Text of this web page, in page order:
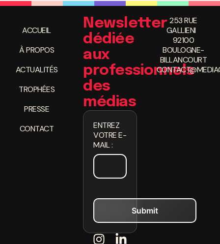
ACCUEIL
À PROPOS
ACTUALITÉS
TROPHÉES
PRESSE
CONTACT
Newsletter
dédiée
aux
professionnels
des
médias
ENTREZ
VOTRE E-
MAIL :
253 RUE
GALLIENI
92100
BOULOGNE-
BILLANCOURT